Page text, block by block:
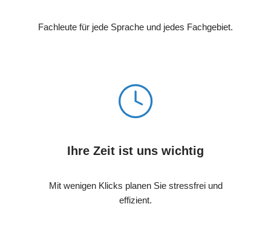
Fachleute für jede Sprache und jedes Fachgebiet.
Ihre Zeit ist uns wichtig
Mit wenigen Klicks planen Sie stressfrei und
effizient.